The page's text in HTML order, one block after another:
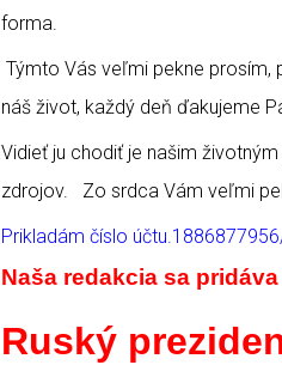
forma.
Týmto Vás veľmi pekne
náš život, každý deň ďakujeme
Vidieť ju chodiť je našim
zdrojov. Zo srdca Vám veľmi
Prikladám číslo
Naša redakcia sa
Ruský